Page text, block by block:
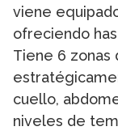
viene
ofreciendo
Tiene 6
cuello,
niveles de